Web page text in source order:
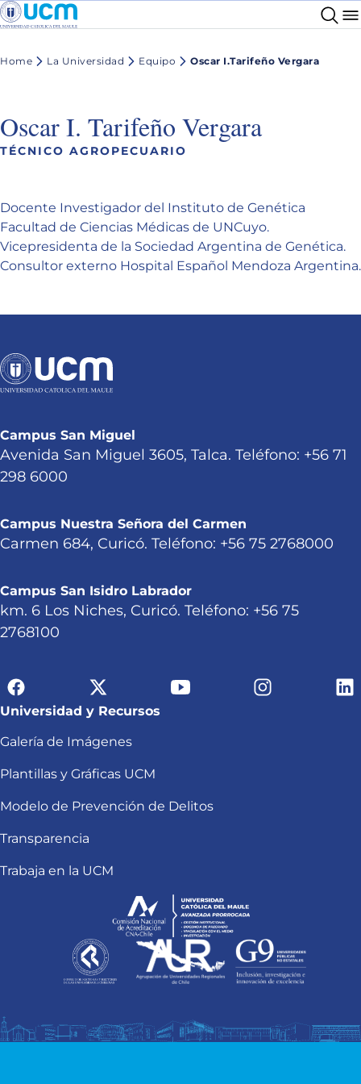
Home La Universidad Equipo Oscar I.Tarifeño Vergara
Oscar I. Tarifeño Vergara
TÉCNICO AGROPECUARIO
Docente Investigador del Instituto de Genética
Facultad de Ciencias Médicas de UNCuyo.
Vicepresidenta de la Sociedad Argentina de Genética.
Consultor externo Hospital Español Mendoza Argentina.
Campus San Miguel
Avenida San Miguel 3605, Talca. Teléfono: +56 71
298 6000
Campus Nuestra Señora del Carmen
Carmen 684, Curicó. Teléfono: +56 75 2768000
Campus San Isidro Labrador
km. 6 Los Niches, Curicó. Teléfono: +56 75
2768100
Universidad y Recursos
Galería de Imágenes
Plantillas y Gráficas UCM
Modelo de Prevención de Delitos
Transparencia
Trabaja en la UCM